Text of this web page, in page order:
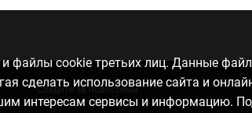
файлы cookie третьих лиц. Данные
сделать использование сайта и
интересам сервисы и информацию.
Следите за новостями